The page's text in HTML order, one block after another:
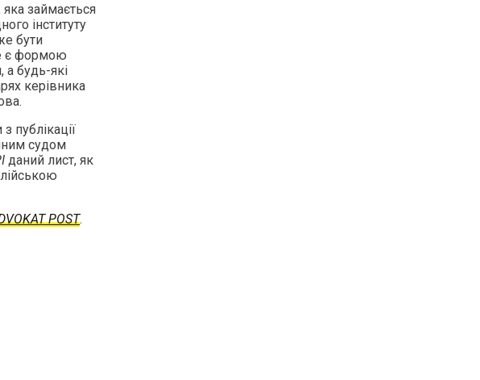
яка займається
інституту
бути
є формою
а будь-які
керівника
публікації
судом
даний лист, як
POST.